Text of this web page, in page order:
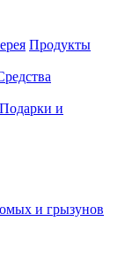
Продукты
Подарки и
и грызунов